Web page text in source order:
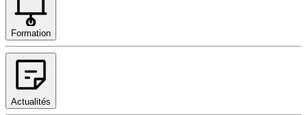
Formation
Actualités